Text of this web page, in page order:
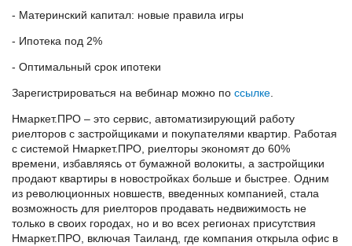
- Материнский капитал: новые правила игры
- Ипотека под 2%
- Оптимальный срок ипотеки
Зарегистрироваться на вебинар можно по ссылке
Нмаркет.ПРО – это сервис, автоматизирующий работу
риелторов с застройщиками и покупателями квартир. Работая
с системой Нмаркет.ПРО, риелторы экономят до 60%
времени, избавляясь от бумажной волокиты, а застройщики
продают квартиры в новостройках больше и быстрее. Одним
из революционных новшеств, введенных компанией, стала
возможность для риелторов продавать недвижимость не
только в своих городах, но и во всех регионах присутствия
Нмаркет.ПРО, включая Таиланд, где компания открыла офис в